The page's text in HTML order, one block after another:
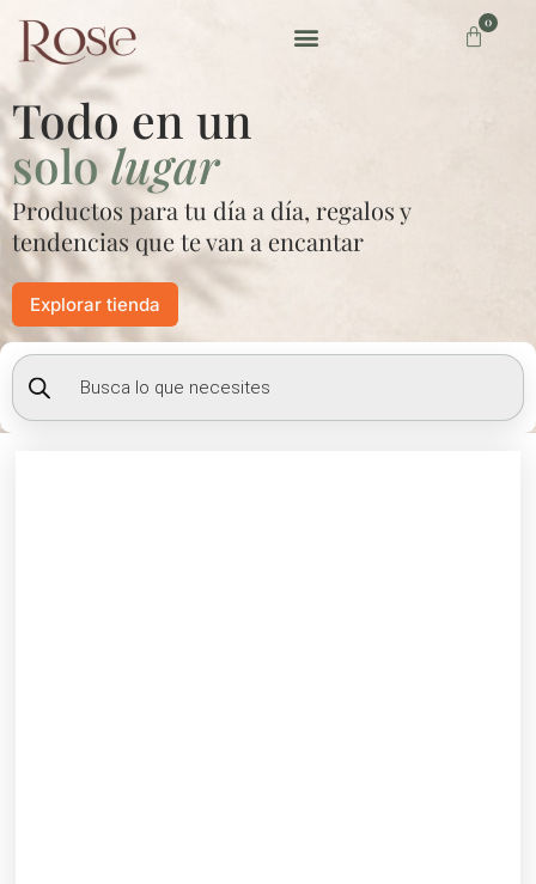
contenido
0
Carrito
Todo en un
sololugar
Productos para tu día a día, regalos y
tendencias que te van a encantar
Explorar tienda
Búsqueda
de
productos